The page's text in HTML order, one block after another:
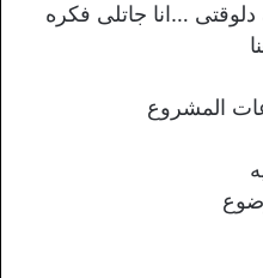
…انا جاتلى فكره
المشروع